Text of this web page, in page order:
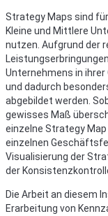
Strategy Maps sind
Kleine und Mittlere
nutzen. Aufgrund der
Unternehmens in
und dadurch
abgebildet werden.
gewisses Maß
einzelne Strategy
einzelnen
Visualisierung der
der
Die Arbeit an diesem
Erarbeitung von